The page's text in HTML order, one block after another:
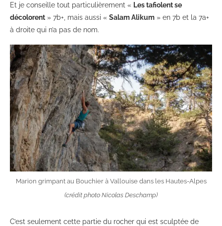
Et je conseille tout particulièrement « Les tafiolent se
décolorent » 7b+, mais aussi « Salam Alikum » en 7b et la 7a+
à droite qui n’a pas de nom.
Marion grimpant au Bouchier à Vallouise dans les Hautes-Alpes
(crédit photo Nicolas Deschamp)
C’est seulement cette partie du rocher qui est sculptée de